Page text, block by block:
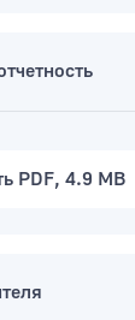
PDF, 4.9 MB